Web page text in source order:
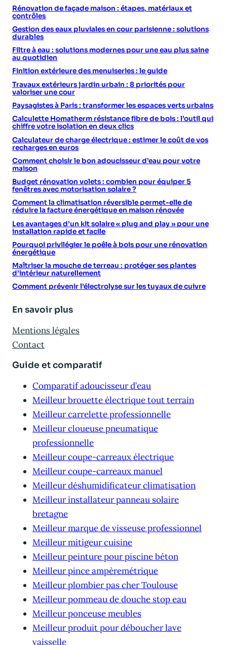
Rénovation de façade maison : étapes, matériaux et
contrôles
Gestion des eaux pluviales en cour parisienne : solutions
durables
Filtre à eau : solutions modernes pour une eau plus saine
au quotidien
Finition extérieure des menuiseries : le guide
Travaux extérieurs jardin urbain : 8 priorités pour
valoriser une cour
Paysagistes à Paris : transformer les espaces verts urbains
Calculette Homatherm résistance fibre de bois : l’outil qui
chiffre votre isolation en deux clics
Calculateur de charge électrique : estimer le coût de vos
recharges en euros
Comment choisir le bon adoucisseur d’eau pour votre
maison
Budget rénovation volets : combien pour équiper 5
fenêtres avec motorisation solaire ?
Comment la climatisation réversible permet-elle de
réduire la facture énergétique en maison rénovée
Les avantages d’un kit solaire « plug and play » pour une
installation rapide et facile
Pourquoi privilégier le poêle à bois pour une rénovation
énergétique
Maîtriser la mouche de terreau : protéger ses plantes
d’intérieur naturellement
Comment prévenir l’électrolyse sur les tuyaux de cuivre
En savoir plus
Mentions légales
Contact
Guide et comparatif
Comparatif adoucisseur d’eau
Meilleur brouette électrique tout terrain
Meilleur carrelette professionnelle
Meilleur cloueuse pneumatique
professionnelle
Meilleur coupe-carreaux électrique
Meilleur coupe-carreaux manuel
Meilleur déshumidificateur climatisation
Meilleur installateur panneau solaire
bretagne
Meilleur marque de visseuse professionnel
Meilleur mitigeur cuisine
Meilleur peinture pour piscine béton
Meilleur pince ampèremétrique
Meilleur plombier pas cher Toulouse
Meilleur pommeau de douche stop eau
Meilleur ponceuse meubles
Meilleur produit pour déboucher lave
vaisselle